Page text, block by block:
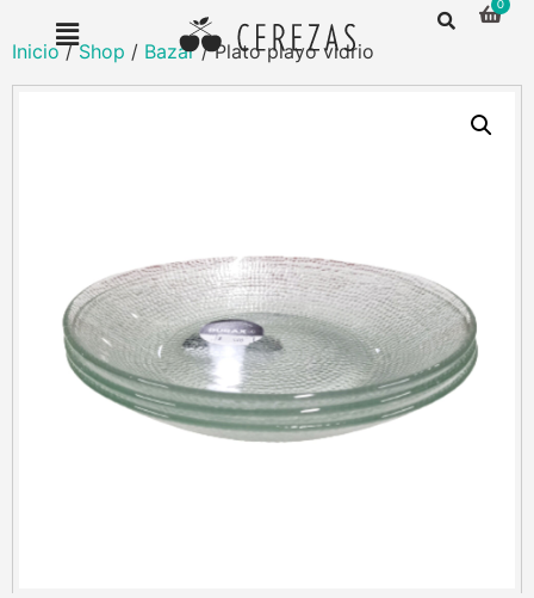
Inicio/Shop / Bazar/ Plato playo vidrio